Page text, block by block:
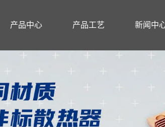
产品中心 产品工艺 新闻中